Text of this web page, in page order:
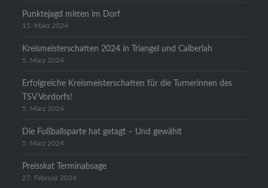
Punktejagd mitten im Dorf
15. März 2024
Kreismeisterschaften 2024 in Triangel und Calberlah
5. März 2024
Erfolgreiche Kreismeisterschaften für die Turnerinnen des
TSV Vordorfs!
5. März 2024
Die Fußballsparte hat getagt – Und gewählt
5. März 2024
Preisskat Terminabsage
27. Februar 2024